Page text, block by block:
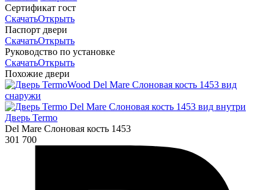
Сертификат гост
СкачатьОткрыть
Паспорт двери
СкачатьОткрыть
Руководство по установке
СкачатьОткрыть
Похожие двери
Дверь Termo
Del Mare Слоновая кость 1453
301 700